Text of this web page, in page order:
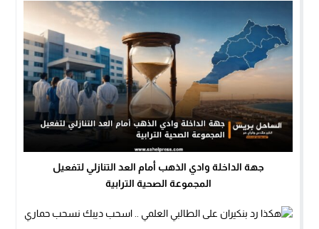
جهة الداخلة وادي الذهب أمام العد التنازلي لتفعيل
المجموعة الصحية الترابية